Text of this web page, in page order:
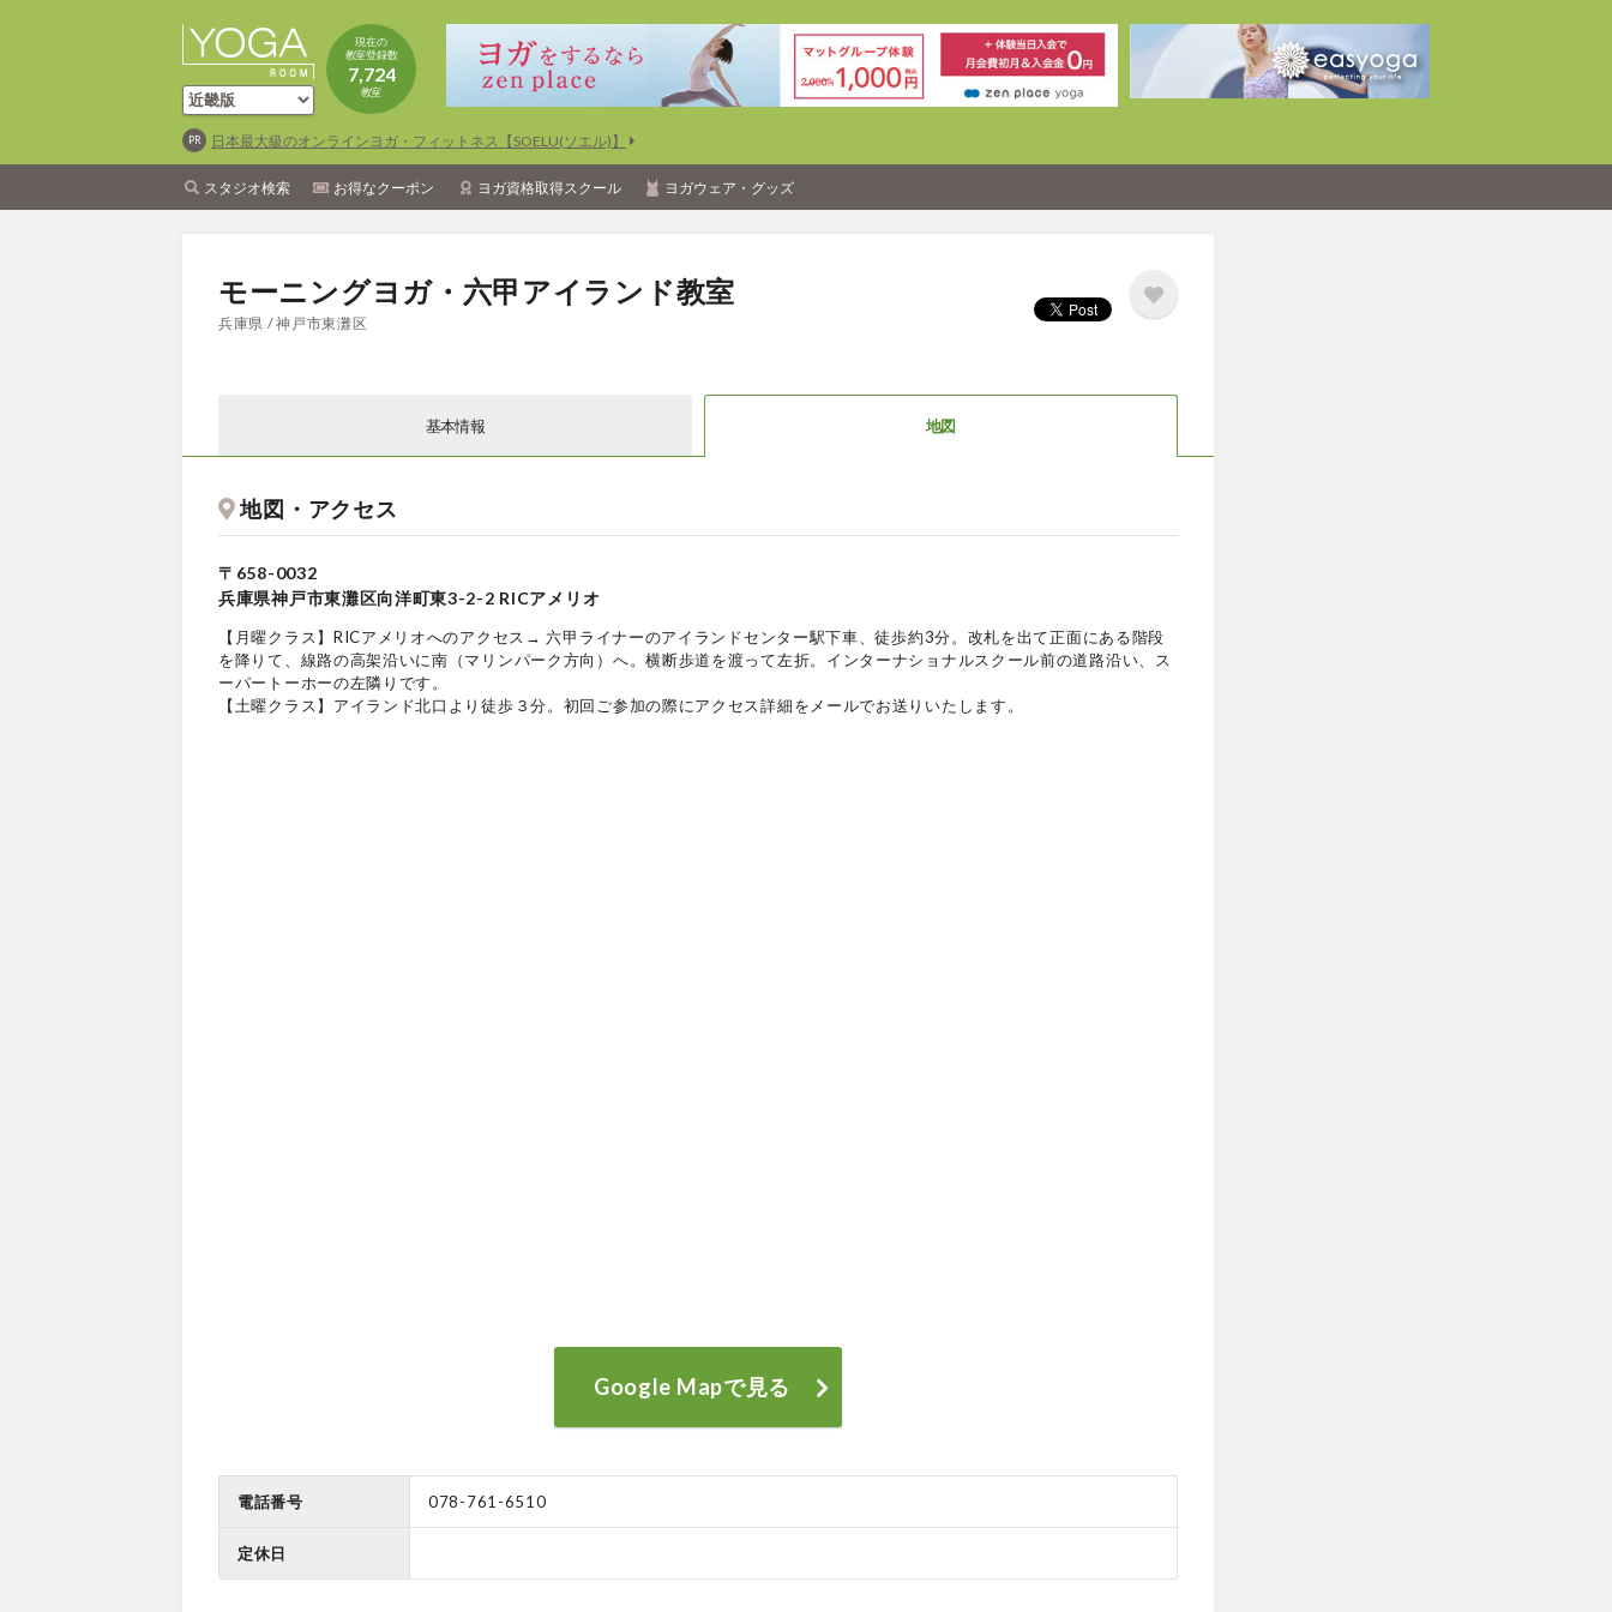
現在の
教室登録数
7,724
教室
日本最大級のオンラインヨガ・フィットネス【SOELU(ソエル)】
スタジオ検索 お得なクーポン ヨガ資格取得スクール ヨガウェア・グッズ
モーニングヨガ・六甲アイランド教室
兵庫県 / 神戸市東灘区
基本情報 地図
地図・アクセス
〒658-0032
兵庫県神戸市東灘区向洋町東3-2-2 RICアメリオ
【月曜クラス】RICアメリオへのアクセス→ 六甲ライナーのアイランドセンター駅下車、徒歩約3分。改札を出て正面にある階段
を降りて、線路の高架沿いに南（マリンパーク方向）へ。横断歩道を渡って左折。インターナショナルスクール前の道路沿い、ス
ーパートーホーの左隣りです。
【土曜クラス】アイランド北口より徒歩３分。初回ご参加の際にアクセス詳細をメールでお送りいたします。
Google Mapで見る
電話番号 078-761-6510
定休日